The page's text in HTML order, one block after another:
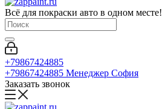
Всё для покраски авто в одном месте!
+79867424885
+79867424885 Менеджер София
Заказать звонок